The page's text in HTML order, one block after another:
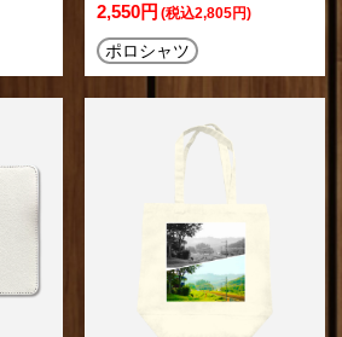
2,550円 (税込2,805円)
ポロシャツ